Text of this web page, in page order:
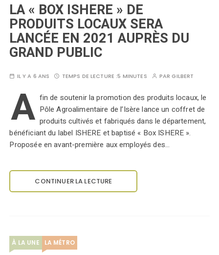
LA « BOX ISHERE » DE
PRODUITS LOCAUX SERA
LANCÉE EN 2021 AUPRÈS DU
GRAND PUBLIC
IL Y A 6 ANS TEMPS DE LECTURE :5 MINUTES PARGILBERT
A fin de soutenir la promotion des produits locaux, le
Pôle Agroalimentaire de l’Isère lance un coffret de
produits cultivés et fabriqués dans le département,
bénéficiant du label ISHERE et baptisé « Box ISHERE ».
Proposée en avant-première aux employés des…
CONTINUER LA LECTURE
À LA UNE LA MÉTRO